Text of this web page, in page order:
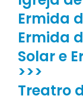
Ermida
Ermida
Solar e
>>>
Treatro